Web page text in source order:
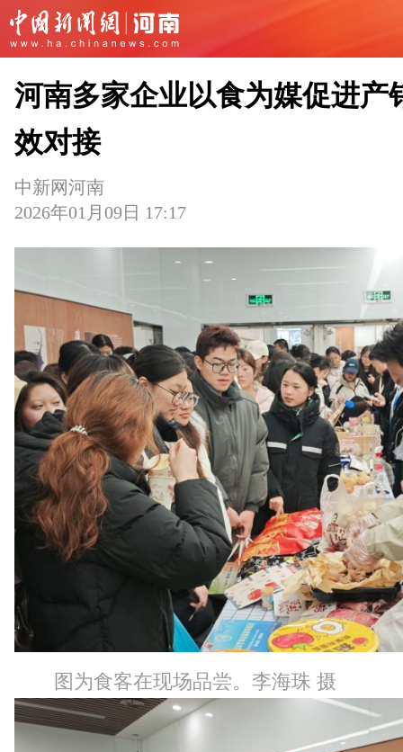
河南多家企业以食为媒促进产
效对接
中新网河南
2026年01月09日 17:17
图为食客在现场品尝。李海珠 摄